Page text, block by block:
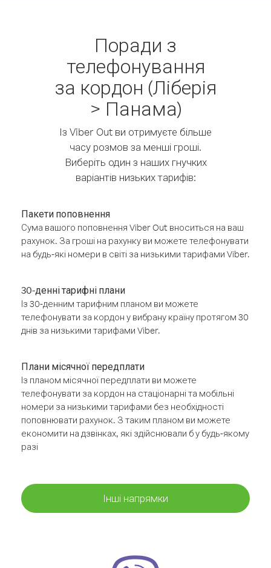
Поради з
телефонування
за кордон (Ліберія
> Панама)
Із Viber Out ви отримуєте більше
часу розмов за менші гроші.
Виберіть один з наших гнучких
варіантів низьких тарифів:
Пакети поповнення
Сума вашого поповнення Viber Out вноситься на ваш
рахунок. За гроші на рахунку ви можете телефонувати
на будь-які номери в світі за низькими тарифами Viber.
30-денні тарифні плани
Із 30-денним тарифним планом ви можете
телефонувати за кордон у вибрану країну протягом 30
днів за низькими тарифами Viber.
Плани місячної передплати
Із планом місячної передплати ви можете
телефонувати за кордон на стаціонарні та мобільні
номери за низькими тарифами без необхідності
поповнювати рахунок. З таким планом ви можете
економити на дзвінках, які здійснювали б у будь-якому
разі
Інші напрямки